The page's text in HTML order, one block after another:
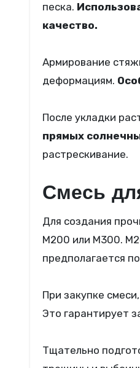
песка.
качество.
Армирование
деформациям.
После укладки
прямых
растрескивание.
Смесь
Для создания
М200 или М300.
предполагается
При закупке
Это гарантирует
Тщательно